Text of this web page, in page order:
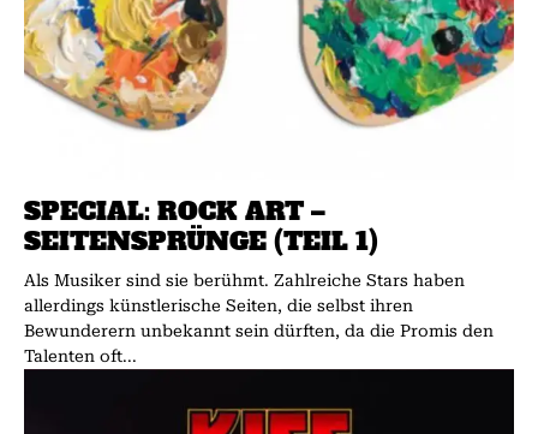
SPECIAL: ROCK ART –
SEITENSPRÜNGE (TEIL 1)
Als Musiker sind sie berühmt. Zahlreiche Stars haben
allerdings künstlerische Seiten, die selbst ihren
Bewunderern unbekannt sein dürften, da die Promis den
Talenten oft...